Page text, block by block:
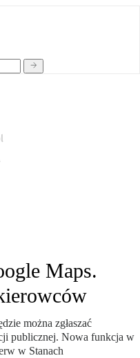
Maps.
można zgłaszać
publicznej. Nowa funkcja w
w Stanach